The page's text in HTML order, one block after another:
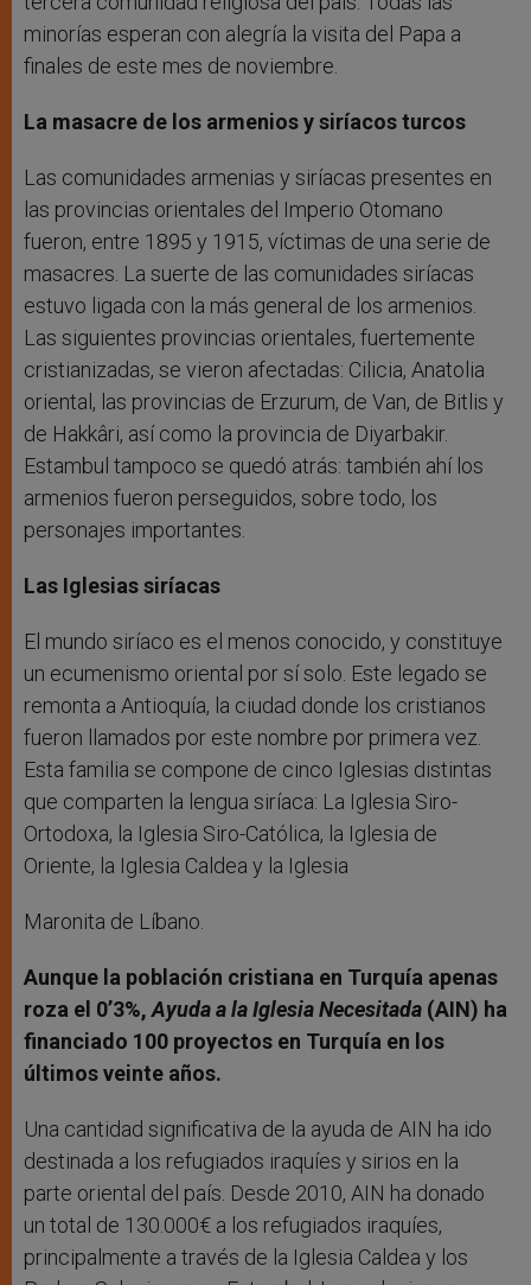
minorías esperan con alegría la visita del Papa a
finales de este mes de noviembre.
La masacre de los armenios y siríacos turcos
Las comunidades armenias y siríacas presentes en
las provincias orientales del Imperio Otomano
fueron, entre 1895 y 1915, víctimas de una serie de
masacres. La suerte de las comunidades siríacas
estuvo ligada con la más general de los armenios.
Las siguientes provincias orientales, fuertemente
cristianizadas, se vieron afectadas: Cilicia, Anatolia
oriental, las provincias de Erzurum, de Van, de Bitlis y
de Hakkâri, así como la provincia de Diyarbakir.
Estambul tampoco se quedó atrás: también ahí los
armenios fueron perseguidos, sobre todo, los
personajes importantes.
Las Iglesias siríacas
El mundo siríaco es el menos conocido, y constituye
un ecumenismo oriental por sí solo. Este legado se
remonta a Antioquía, la ciudad donde los cristianos
fueron llamados por este nombre por primera vez.
Esta familia se compone de cinco Iglesias distintas
que comparten la lengua siríaca: La Iglesia Siro-
Ortodoxa, la Iglesia Siro-Católica, la Iglesia de
Oriente, la Iglesia Caldea y la Iglesia
Maronita de Líbano.
Aunque la población cristiana en Turquía apenas
roza el 0’3%,Ayuda a la Iglesia Necesitada (AIN) ha
financiado 100 proyectos en Turquía en los
últimos veinte años.
Una cantidad significativa de la ayuda de AIN ha ido
destinada a los refugiados iraquíes y sirios en la
parte oriental del país. Desde 2010, AIN ha donado
un total de 130.000€ a los refugiados iraquíes,
principalmente a través de la Iglesia Caldea y los